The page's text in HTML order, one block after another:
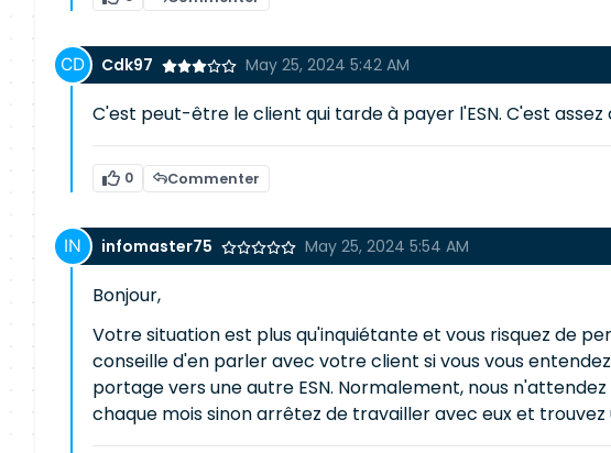
Cdk97 May 25, 2024 5:42 AM
C'est peut-être le client qui tarde à payer l'ESN. C'est
0 Commenter
infomaster75 May 25, 2024 5:54 AM
Bonjour,
Votre situation est plus qu'inquiétante et vous risquez de
conseille d'en parler avec votre client si vous vous
portage vers une autre ESN. Normalement, nous
chaque mois sinon arrêtez de travailler avec eux et